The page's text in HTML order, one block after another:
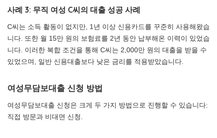
사례 3: 무직 여성 C씨의 대출 성공 사례
C씨는 소득 활동이 없지만, 1년 이상 신용카드를 꾸준히 사용해왔습
니다. 또한 월 15만 원의 보험료를 2년 동안 납부해온 이력이 있었습
니다. 이러한 복합 조건을 통해 C씨는 2,000만 원의 대출을 받을 수
있었으며, 일반 신용대출보다 낮은 금리를 적용받았습니다.
여성무담보대출 신청 방법
여성무담보대출 신청은 크게 두 가지 방법으로 진행할 수 있습니다:
직접 방문과 비대면 신청.